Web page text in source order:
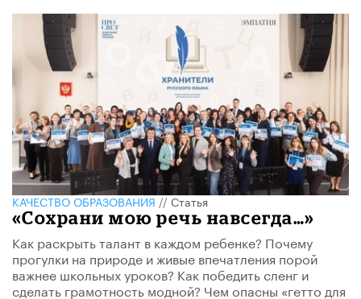
КАЧЕСТВО ОБРАЗОВАНИЯ//Статья
​«Сохрани мою речь навсегда…»
Как раскрыть талант в каждом ребенке? Почему
прогулки на природе и живые впечатления порой
важнее школьных уроков? Как победить сленг и
сделать грамотность модной? Чем опасны «гетто для